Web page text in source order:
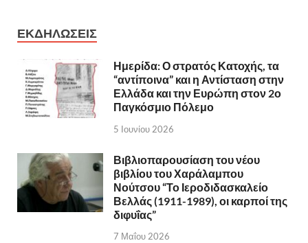
ΕΚΔΗΛΩΣΕΙΣ
Ημερίδα: Ο στρατός Κατοχής, τα
“αντίποινα” και η Αντίσταση στην
Ελλάδα και την Ευρώπη στον 2ο
Παγκόσμιο Πόλεμο
5 Ιουνίου 2026
Βιβλιοπαρουσίαση του νέου
βιβλίου του Χαράλαμπου
Νούτσου “Το Ιεροδιδασκαλείο
Βελλάς (1911-1989), οι καρποί της
διφυΐας”
7 Μαΐου 2026